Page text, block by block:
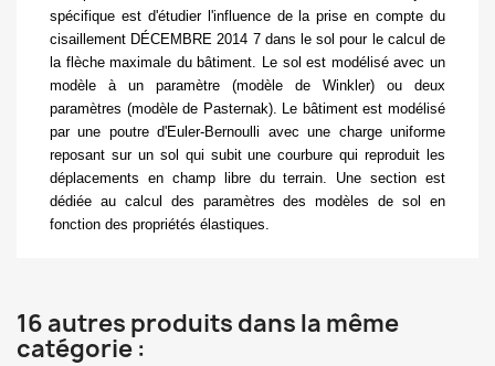
spécifique est d'étudier l'influence de la prise en compte du
cisaillement DÉCEMBRE 2014 7 dans le sol pour le calcul de
la flèche maximale du bâtiment. Le sol est modélisé avec un
modèle à un paramètre (modèle de Winkler) ou deux
paramètres (modèle de Pasternak). Le bâtiment est modélisé
par une poutre d'Euler-Bernoulli avec une charge uniforme
reposant sur un sol qui subit une courbure qui reproduit les
déplacements en champ libre du terrain. Une section est
dédiée au calcul des paramètres des modèles de sol en
fonction des propriétés élastiques.
16 autres produits dans la même
catégorie :